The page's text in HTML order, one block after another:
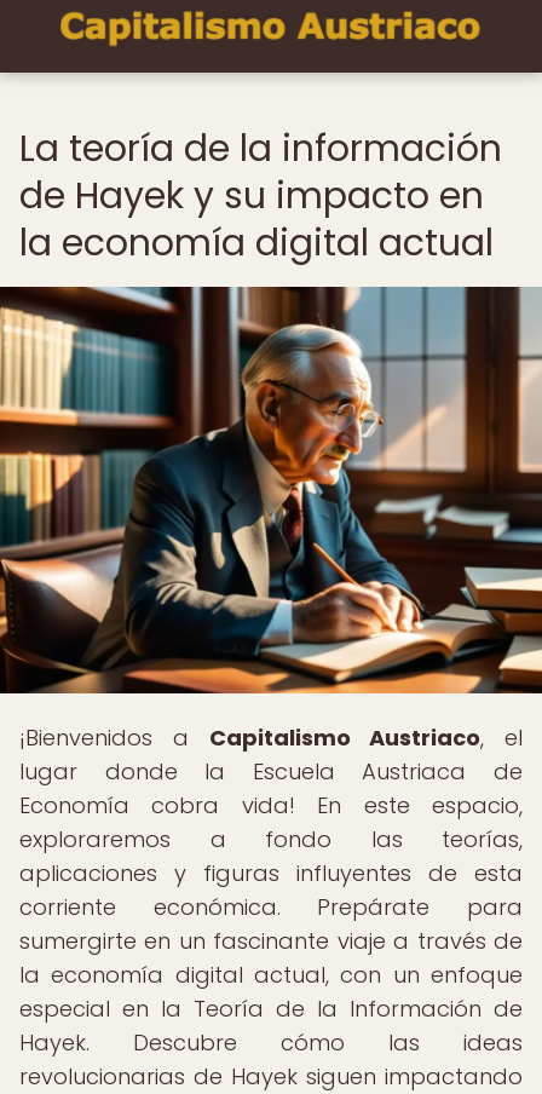
La teoría de la información
de Hayek y su impacto en
la economía digital actual
¡Bienvenidos a Capitalismo Austriaco, el
lugar donde la Escuela Austriaca de
Economía cobra vida! En este espacio,
exploraremos a fondo las teorías,
aplicaciones y figuras influyentes de esta
corriente económica. Prepárate para
sumergirte en un fascinante viaje a través de
la economía digital actual, con un enfoque
especial en la Teoría de la Información de
Hayek. Descubre cómo las ideas
revolucionarias de Hayek siguen impactando